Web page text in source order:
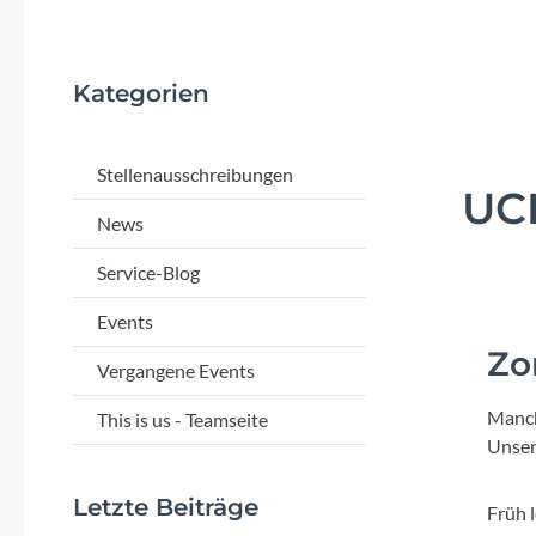
Hebie
Kettler Alu Rad
Kategorien
Stellenausschreibungen
News
Service-Blog
Events
Vergangene Events
This is us - Teamseite
Letzte Beiträge
Früh